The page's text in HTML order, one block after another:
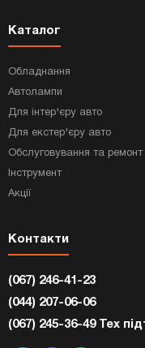
Каталог
Обладнання
Автолампи
Для інтер'єру авто
Для екстер'єру авто
Обслуговування та ремонт
Інструмент
Акції
Контакти
(067) 246-41-23
(044) 207-06-06
(067) 245-36-49 Тех